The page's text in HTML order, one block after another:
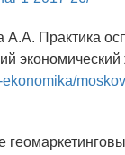
Практика